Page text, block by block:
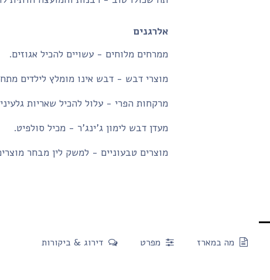
אלרגנים
ממרחים מלוחים - עשויים להכיל אגוזים.
מוצרי דבש - דבש אינו מומלץ לילדים
מרקחות הפרי - עלול להכיל שאריות
מעדן דבש לימון ג'ינג'ר - מכיל סולפיט.
מוצרים טבעוניים - למשק לין מבחר
מה במארז מפרט דירוג & ביקורות